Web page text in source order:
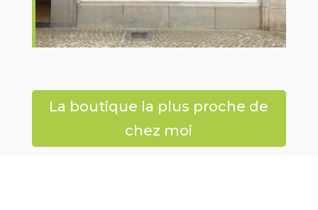
La boutique la plus proche de
chez moi